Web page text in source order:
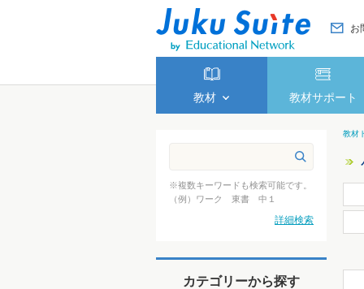
お
教材 教材サポート
教材
※複数キーワードも検索可能です。
（例）ワーク 東書 中１
詳細検索
カテゴリーから探す